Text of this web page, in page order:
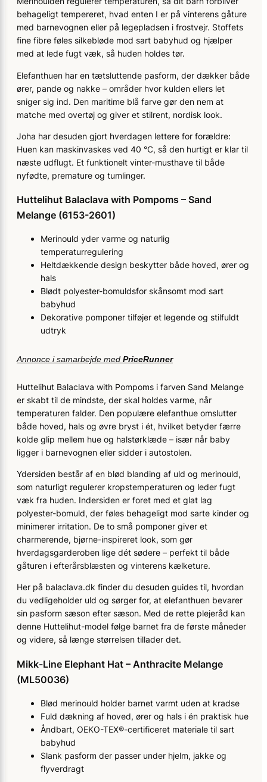
behageligt tempereret, hvad enten I er på vinterens gåture
med barnevognen eller på legepladsen i frostvejr. Stoffets
fine fibre føles silkebløde mod sart babyhud og hjælper
med at lede fugt væk, så huden holdes tør.
Elefanthuen har en tætsluttende pasform, der dækker både
ører, pande og nakke – områder hvor kulden ellers let
sniger sig ind. Den maritime blå farve gør den nem at
matche med overtøj og giver et stilrent, nordisk look.
Joha har desuden gjort hverdagen lettere for forældre:
Huen kan maskinvaskes ved 40 °C, så den hurtigt er klar til
næste udflugt. Et funktionelt vinter-musthave til både
nyfødte, premature og tumlinger.
Huttelihut Balaclava with Pompoms – Sand
Melange (6153-2601)
Merinould yder varme og naturlig
temperaturregulering
Heltdækkende design beskytter både hoved, ører og
hals
Blødt polyester-bomuldsfor skånsomt mod sart
babyhud
Dekorative pomponer tilføjer et legende og stilfuldt
udtryk
Annonce i samarbejde med PriceRunner
Huttelihut Balaclava with Pompoms i farven Sand Melange
er skabt til de mindste, der skal holdes varme, når
temperaturen falder. Den populære elefanthue omslutter
både hoved, hals og øvre bryst i ét, hvilket betyder færre
kolde glip mellem hue og halstørklæde – især når baby
ligger i barnevognen eller sidder i autostolen.
Ydersiden består af en blød blanding af uld og merinould,
som naturligt regulerer kropstemperaturen og leder fugt
væk fra huden. Indersiden er foret med et glat lag
polyester-bomuld, der føles behageligt mod sarte kinder og
minimerer irritation. De to små pomponer giver et
charmerende, bjørne-inspireret look, som gør
hverdagsgarderoben lige dét sødere – perfekt til både
gåturen i efterårsblæsten og vinterens kælketure.
Her på balaclava.dk finder du desuden guides til, hvordan
du vedligeholder uld og sørger for, at elefanthuen bevarer
sin pasform sæson efter sæson. Med de rette plejeråd kan
denne Huttelihut-model følge barnet fra de første måneder
og videre, så længe størrelsen tillader det.
Mikk-Line Elephant Hat – Anthracite Melange
(ML50036)
Blød merinould holder barnet varmt uden at kradse
Fuld dækning af hoved, ører og hals i én praktisk hue
Åndbart, OEKO-TEX®-certificeret materiale til sart
babyhud
Slank pasform der passer under hjelm, jakke og
flyverdragt